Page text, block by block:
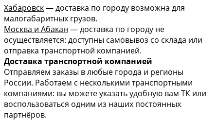
Хабаровск— доставка по городу возможна для
малогабаритных грузов.
Москва и Абакан — доставка по городу не
осуществляется: доступны самовывоз со склада или
отправка транспортной компанией.
Доставка транспортной компанией
Отправляем заказы в любые города и регионы
России. Работаем с несколькими транспортными
компаниями: вы можете указать удобную вам ТК или
воспользоваться одним из наших постоянных
партнёров.